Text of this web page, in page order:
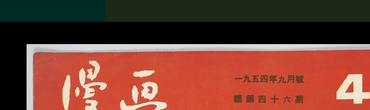
藏品 Search the Collection